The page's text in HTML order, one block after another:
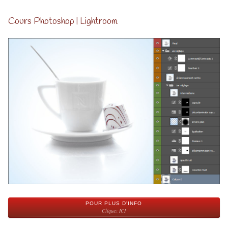
Cours Photoshop | Lightroom
POUR PLUS D'INFO
Cliquez ICI